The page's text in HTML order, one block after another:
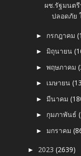
ผช.รัฐมนตรี
ปลอดภัย
► กรกฎาคม
► มิถุนายน
►พฤษภาคม
► เมษายน
► มีนาคม
► กุมภาพันธ์
► มกราคม
► 2023(2639)